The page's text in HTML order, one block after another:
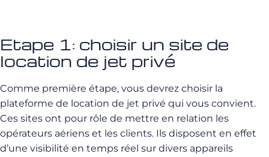
Etape 1: choisir un site de
location de jet privé
Comme première étape, vous devrez choisir la
plateforme de location de jet privé qui vous convient.
Ces sites ont pour rôle de mettre en relation les
opérateurs aériens et les clients. Ils disposent en effet
d’une visibilité en temps réel sur divers appareils